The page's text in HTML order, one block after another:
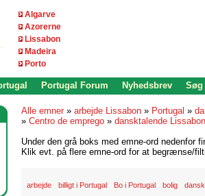
Algarve
Azorerne
Lissabon
Madeira
Porto
Portugal Forum Nyhedsbrev Søg
Alle emner » arbejde Lissabon » Portugal »
» Centro de emprego » dansktalende Lissabon
Under den grå boks med emne-ord nedenfor
Klik evt. på flere emne-ord for at begrænse/
arbejde billigt i Portugal Bo i Portugal bolig